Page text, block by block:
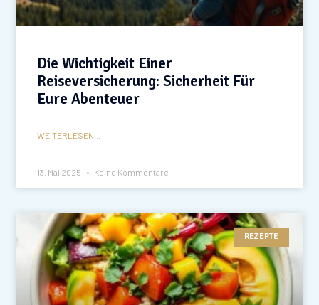
Die Wichtigkeit Einer
Reiseversicherung: Sicherheit Für
Eure Abenteuer
WEITERLESEN...
13. Mai 2025 Keine Kommentare
REZEPTE